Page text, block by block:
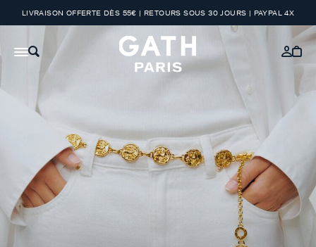
LIVRAISON OFFERTE DÈS 55€ | RETOURS SOUS 30 JOURS | PAYPAL 4X